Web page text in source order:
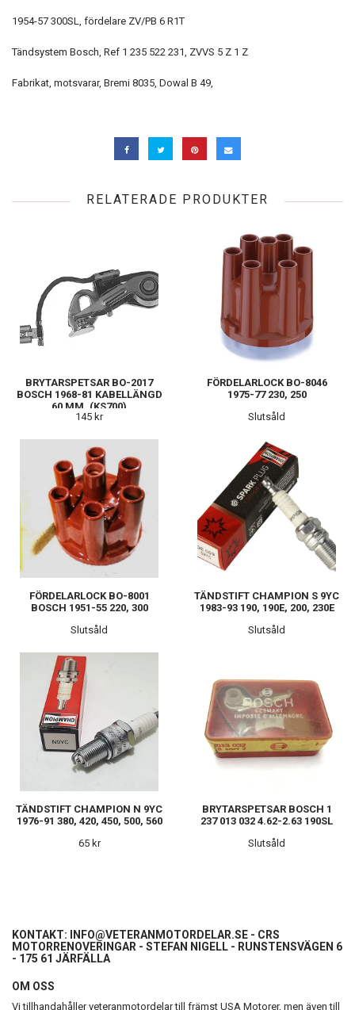
1954-57 300SL, fördelare ZV/PB 6 R1T
Tändsystem Bosch, Ref 1 235 522 231, ZVVS 5 Z 1 Z
Fabrikat, motsvarar, Bremi 8035, Dowal B 49,
RELATERADE PRODUKTER
BRYTARSPETSAR BO-2017
BOSCH 1968-81 KABELLÄNGD
60 MM. (KS700)
145 kr
FÖRDELARLOCK BO-8046
1975-77 230, 250
Slutsåld
FÖRDELARLOCK BO-8001
BOSCH 1951-55 220, 300
Slutsåld
TÄNDSTIFT CHAMPION S 9YC
1983-93 190, 190E, 200, 230E
Slutsåld
TÄNDSTIFT CHAMPION N 9YC
1976-91 380, 420, 450, 500, 560
65 kr
BRYTARSPETSAR BOSCH 1
237 013 032 4.62-2.63 190SL
Slutsåld
KONTAKT: INFO@VETERANMOTORDELAR.SE - CRS
MOTORRENOVERINGAR - STEFAN NIGELL - RUNSTENSVÄGEN 6
- 175 61 JÄRFÄLLA
OM OSS
Vi tillhandahåller veteranmotordelar till främst USA Motorer, men även till